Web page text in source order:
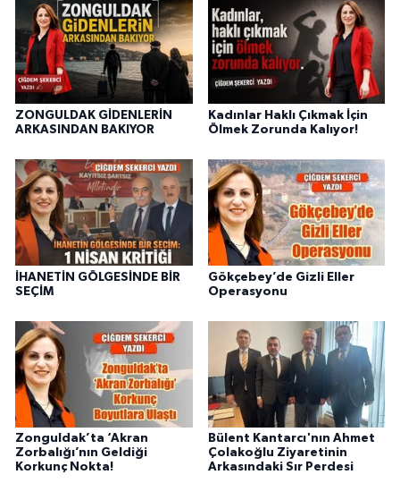
ZONGULDAK GİDENLERİN
ARKASINDAN BAKIYOR
Kadınlar Haklı Çıkmak İçin
Ölmek Zorunda Kalıyor!
İHANETİN GÖLGESİNDE BİR
SEÇİM
Gökçebey’de Gizli Eller
Operasyonu
Zonguldak’ta ‘Akran
Zorbalığı’nın Geldiği
Korkunç Nokta!
Bülent Kantarcı'nın Ahmet
Çolakoğlu Ziyaretinin
Arkasındaki Sır Perdesi